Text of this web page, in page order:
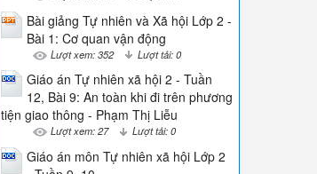
Bài giảng Tự nhiên và Xã hội Lớp 2 -
Bài 1: Cơ quan vận động
Lượt xem: 352 Lượt tải: 0
Giáo án Tự nhiên xã hội 2 - Tuần
12, Bài 9: An toàn khi đi trên phương
tiện giao thông - Phạm Thị Liễu
Lượt xem: 27 Lượt tải: 0
Giáo án môn Tự nhiên xã hội Lớp 2